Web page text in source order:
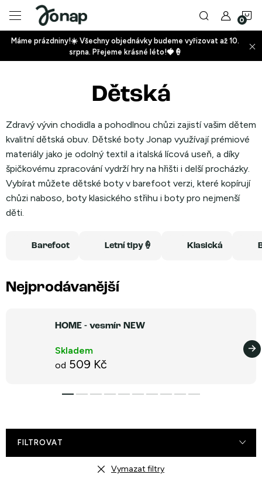
obsah
+
+
Máme prázdniny!☀️ Všechny objednávky budeme vyřizovat až 10.
srpna. Přejeme krásné léto!🍓🍦
Dětská
Zdravý vývin chodidla a pohodlnou chůzi zajistí vašim dětem
kvalitní dětská obuv. Dětské boty Jonap využívají prémiové
materiály jako je odolný textil a italská lícová useň, a díky
špičkovému zpracování vydrží hry na hřišti i delší procházky.
Vybírat můžete dětské boty v barefoot verzi, které kopírují
chůzi naboso, boty klasického střihu i boty pro nejmenší
děti.
Barefoot Letní tipy🍦 Klasická
Nejprodávanější
HOME - vesmír NEW
Skladem
od 509 Kč
FILTROVAT
Vymazat filtry